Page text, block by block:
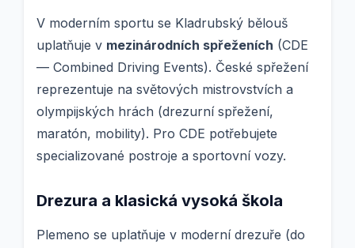
V moderním sportu se Kladrubský bělouš
uplatňuje v mezinárodních spřeženích (CDE
— Combined Driving Events). České spřežení
reprezentuje na světových mistrovstvích a
olympijských hrách (drezurní spřežení,
maratón, mobility). Pro CDE potřebujete
specializované postroje a sportovní vozy.
Drezura a klasická vysoká škola
Plemeno se uplatňuje v moderní drezuře (do